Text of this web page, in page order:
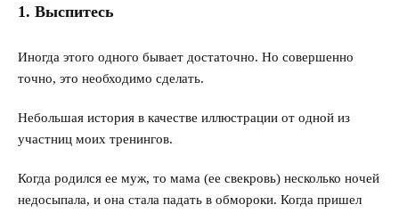
1. Выспитесь
Иногда этого одного бывает достаточно. Но совершенно
точно, это необходимо сделать.
Небольшая история в качестве иллюстрации от одной из
участниц моих тренингов.
Когда родился ее муж, то мама (ее свекровь) несколько ночей
недосыпала, и она стала падать в обмороки. Когда пришел